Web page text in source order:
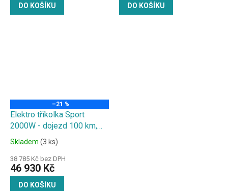
DO KOŠÍKU DO KOŠÍKU
–21 %
Elektro tříkolka Sport
2000W - dojezd 100 km,
2x20Ah baterie, žlutá
Skladem (3 ks)
38 785 Kč bez DPH
46 930 Kč
DO KOŠÍKU